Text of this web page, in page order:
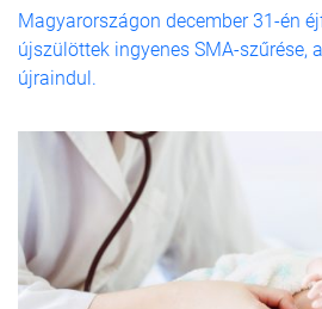
Magyarországon december 31-én
újszülöttek ingyenes SMA-szűrése,
újraindul.